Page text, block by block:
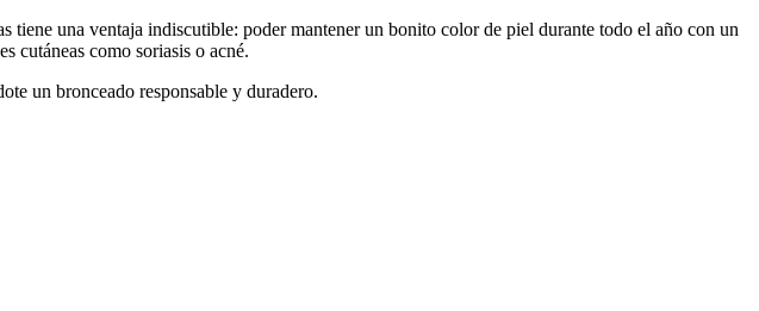
tiene una ventaja indiscutible: poder mantener un bonito color de piel durante todo el año con un
cutáneas como soriasis o acné.
un bronceado responsable y duradero.